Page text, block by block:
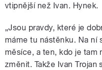
vtipnější než Ivan. Hynek.
„Jsou pravdy, které je
máme tu nástěnku. Na ní
měsíce, a ten, kdo je tam
změnit. Takže Ivan